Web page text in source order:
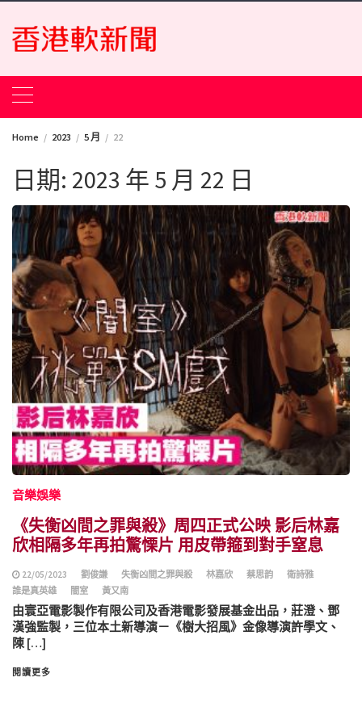
Skip
content
Home 2023 5 月 22
日期: 2023 年 5 月 22 日
音樂娛樂
《失衡凶間之罪與殺》周四正式公映 影后林嘉
欣相隔多年再拍驚慄片 用皮帶箍到對手窒息
22/05/2023 劉俊謙 失衡凶間之罪與殺 林嘉欣 蔡思韵
衛詩雅
誰是真英雄
闇室 黃又南
由寰亞電影製作有限公司及香港電影發展基金出品，莊澄、鄧
漢強監製，三位本土新導演－《樹大招風》金像導演許學文、
陳 […]
閱讀更多